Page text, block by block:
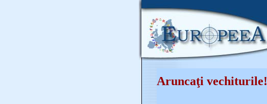
Aruncaţi vechiturile!